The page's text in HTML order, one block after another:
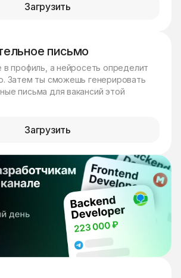
Загрузить
письмо
в профиль, а нейросеть определит
Затем ты сможешь генерировать
письма для вакансий этой
Загрузить